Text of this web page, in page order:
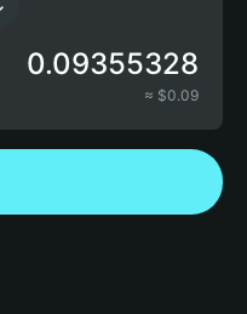
0.09355328
≈ $0.09